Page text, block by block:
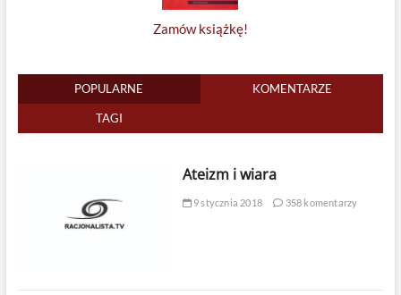
Zamów książkę!
POPULARNE KOMENTARZE
TAGI
Ateizm i wiara
9 stycznia 2018 358 komentarzy